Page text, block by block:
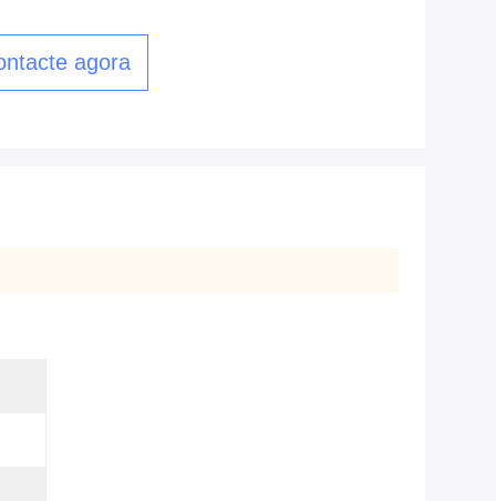
agora